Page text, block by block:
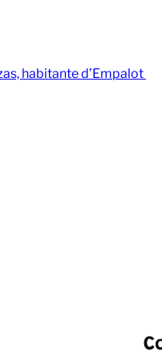
habitante d’Empalot